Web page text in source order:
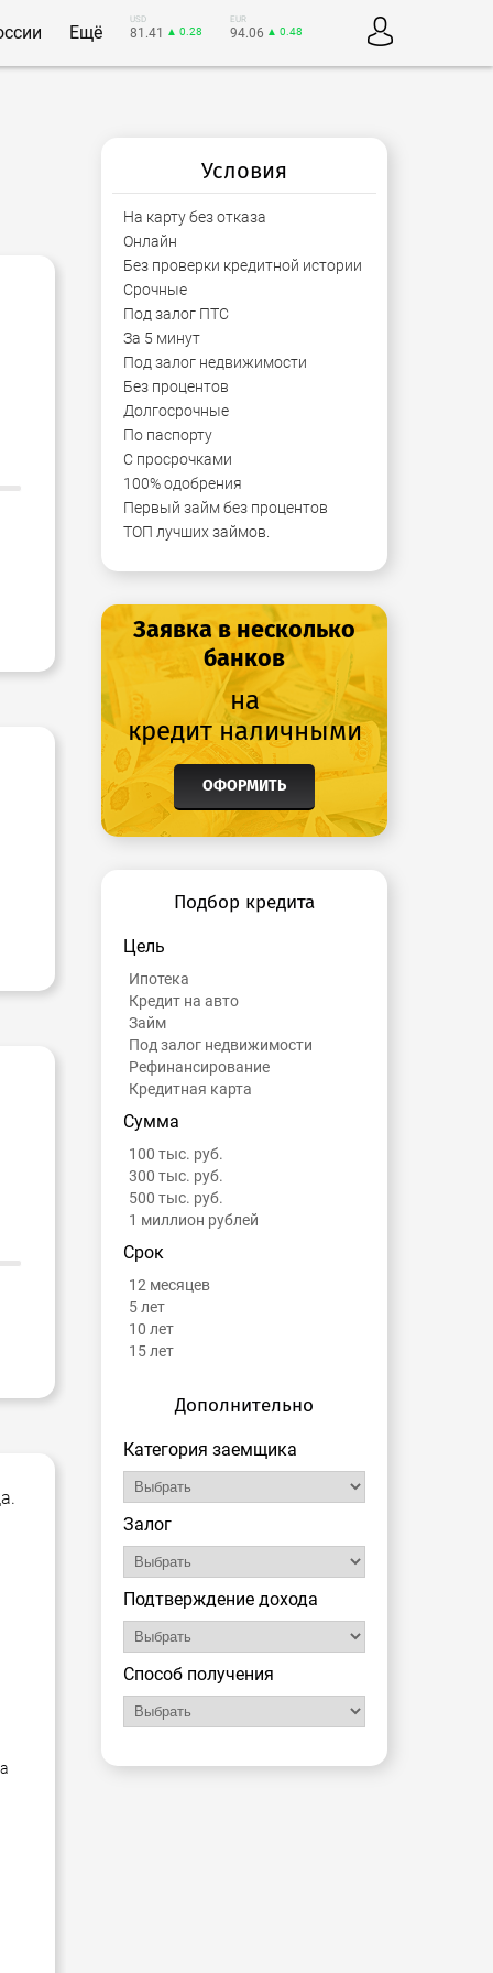
Ещё
USD
81.41 ▲ 0.28
EUR
94.06 ▲ 0.48
Условия
На карту без отказа
Онлайн
Без проверки кредитной истории
Срочные
Под залог ПТС
За 5 минут
Под залог недвижимости
Без процентов
Долгосрочные
По паспорту
С просрочками
100% одобрения
Первый займ без процентов
ТОП лучших займов.
Заявка в несколько
банков
на
кредит наличными
ОФОРМИТЬ
Подбор кредита
Цель
Ипотека
Кредит на авто
Займ
Под залог недвижимости
Рефинансирование
Кредитная карта
Сумма
100 тыс. руб.
300 тыс. руб.
500 тыс. руб.
1 миллион рублей
Срок
12 месяцев
5 лет
10 лет
15 лет
Дополнительно
Категория заемщика
Залог
Подтверждение дохода
Способ получения